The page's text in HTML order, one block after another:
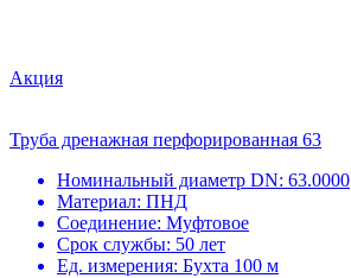
Акция
Труба дренажная перфорированная 63
Номинальный диаметр DN: 63.0000
Материал: ПНД
Соединение: Муфтовое
Срок службы: 50 лет
Ед. измерения: Бухта 100 м